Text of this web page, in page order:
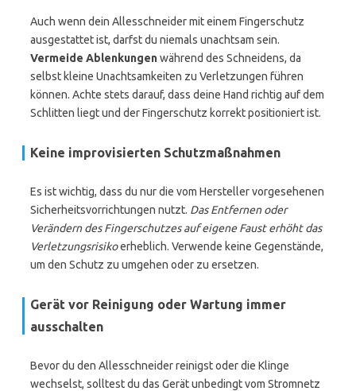
Auch wenn dein Allesschneider mit einem Fingerschutz
ausgestattet ist, darfst du niemals unachtsam sein.
Vermeide Ablenkungenwährend des Schneidens, da
selbst kleine Unachtsamkeiten zu Verletzungen führen
können. Achte stets darauf, dass deine Hand richtig auf dem
Schlitten liegt und der Fingerschutz korrekt positioniert ist.
Keine improvisierten Schutzmaßnahmen
Es ist wichtig, dass du nur die vom Hersteller vorgesehenen
Sicherheitsvorrichtungen nutzt. Das Entfernen oder
Verändern des Fingerschutzes auf eigene Faust erhöht das
Verletzungsrisikoerheblich. Verwende keine Gegenstände,
um den Schutz zu umgehen oder zu ersetzen.
Gerät vor Reinigung oder Wartung immer
ausschalten
Bevor du den Allesschneider reinigst oder die Klinge
wechselst, solltest du das Gerät unbedingt vom Stromnetz